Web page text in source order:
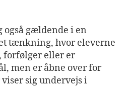
også gældende i en
tænkning, hvor eleverne
forfølger eller er
men er åbne over for
sig undervejs i